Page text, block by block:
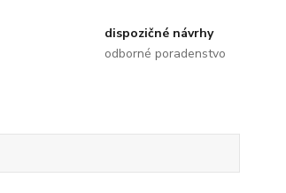
dispozičné návrhy
odborné poradenstvo